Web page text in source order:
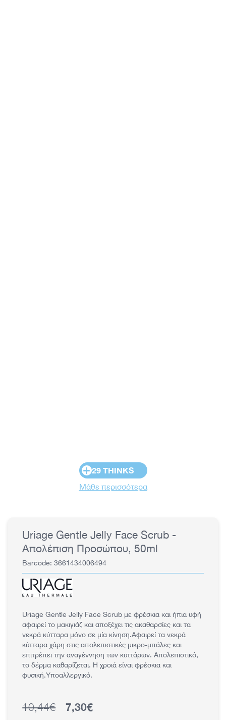
+29 THINKS
Μάθε περισσότερα
Uriage Gentle Jelly Face Scrub -
Απολέπιση Προσώπου, 50ml
Barcode: 3661434006494
Uriage Gentle Jelly Face Scrub με φρέσκια και ήπια υφή
αφαιρεί το μακιγιάζ και αποξέχει τις ακαθαρσίες και τα
νεκρά κύτταρα μόνο σε μία κίνηση.Αφαιρεί τα νεκρά
κύτταρα χάρη στις απολεπιστικές μικρο-μπάλες και
επιτρέπει την αναγέννηση των κυττάρων. Απολεπιστικό,
το δέρμα καθαρίζεται. Η χροιά είναι φρέσκια και
φυσική.Υποαλλεργικό.
Κανονική τιμή
10,44€
Τιμή έκπτωσης
7,30€